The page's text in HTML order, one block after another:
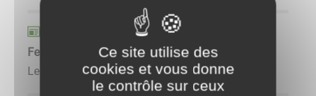
Fermeture du secrétariat de mairie
Le secretariat est fermé du 01 mai au 11 mai. ...
Ce site utilise des
cookies et vous donne
le contrôle sur ceux